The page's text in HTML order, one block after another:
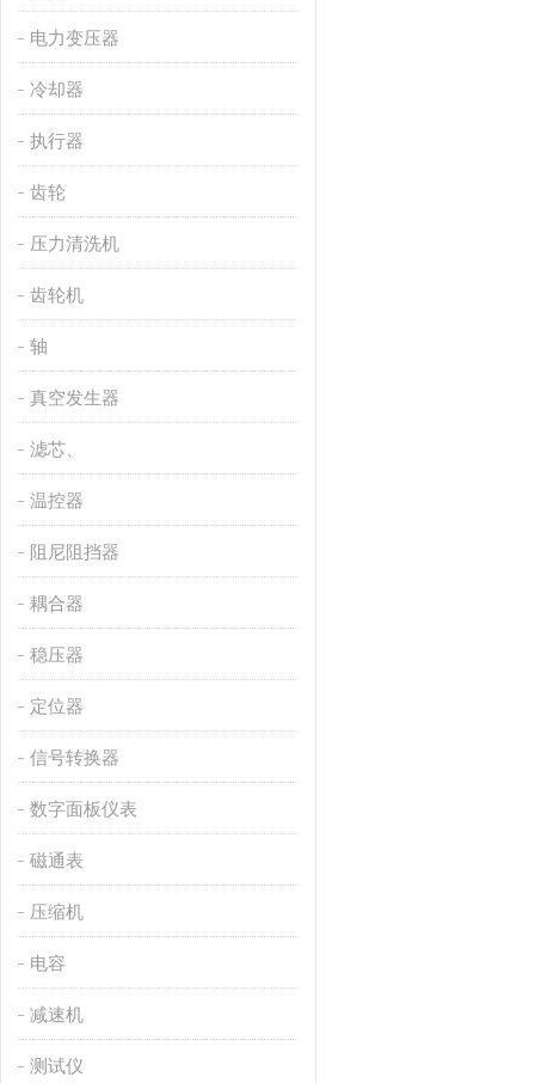
电力变压器
冷却器
执行器
齿轮
压力清洗机
齿轮机
轴
真空发生器
滤芯、
温控器
阻尼阻挡器
耦合器
稳压器
定位器
信号转换器
数字面板仪表
磁通表
压缩机
电容
减速机
测试仪